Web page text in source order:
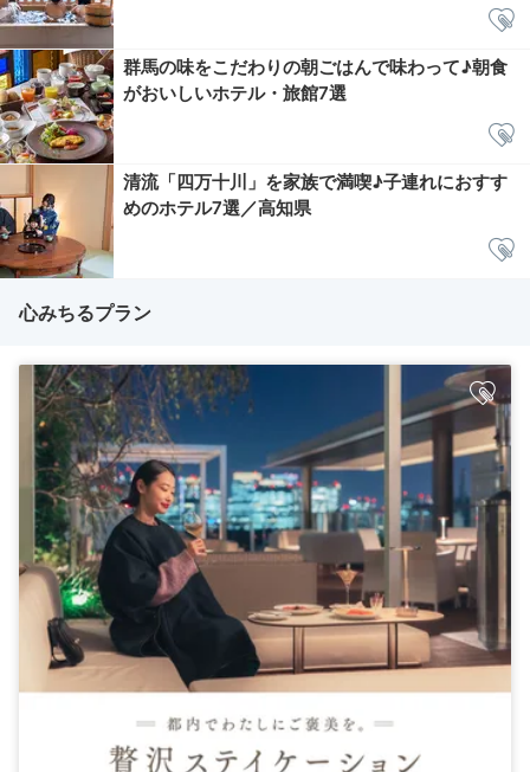
群馬の味をこだわりの朝ごはんで味わって♪朝食
がおいしいホテル・旅館7選
清流「四万十川」を家族で満喫♪子連れにおすす
めのホテル7選／高知県
心みちるプラン